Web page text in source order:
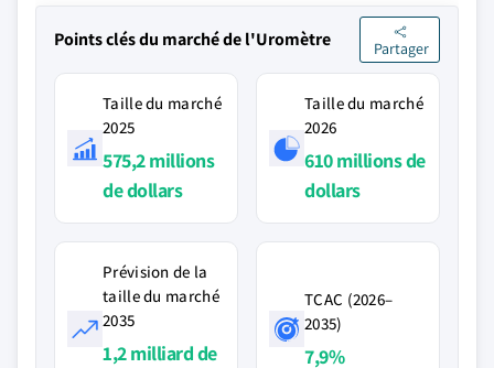
Points clés du marché de l'Uromètre Partager
Taille du marché
2025
575,2 millions
de dollars
Taille du marché
2026
610 millions de
dollars
Prévision de la
taille du marché
2035
1,2 milliard de
TCAC (2026–
2035)
7,9%